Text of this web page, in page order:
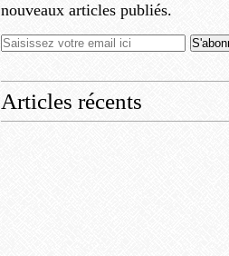
nouveaux articles publiés.
Articles récents